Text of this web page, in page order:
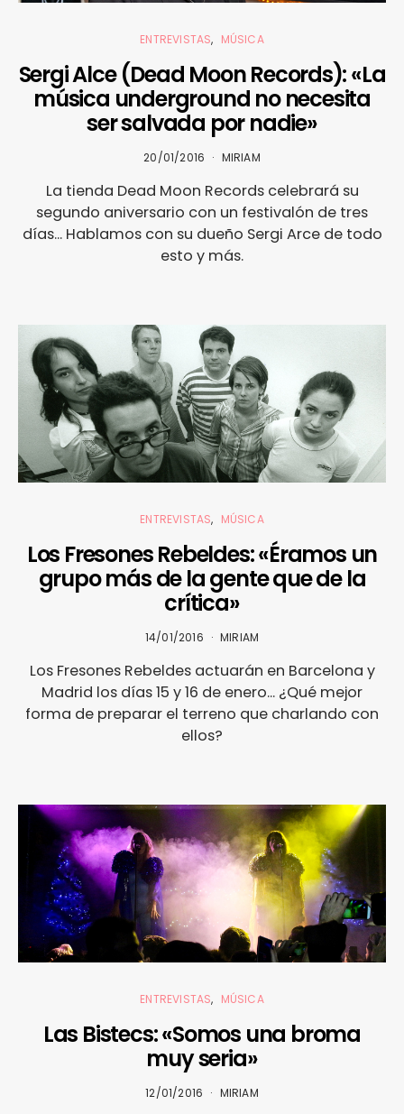
ENTREVISTAS MÚSICA
Sergi Alce (Dead Moon Records): «La
música underground no necesita
ser salvada por nadie»
20/01/2016 MIRIAM
La tienda Dead Moon Records celebrará su
segundo aniversario con un festivalón de tres
días... Hablamos con su dueño Sergi Arce de todo
esto y más.
ENTREVISTAS MÚSICA
Los Fresones Rebeldes: «Éramos un
grupo más de la gente que de la
crítica»
14/01/2016 MIRIAM
Los Fresones Rebeldes actuarán en Barcelona y
Madrid los días 15 y 16 de enero... ¿Qué mejor
forma de preparar el terreno que charlando con
ellos?
ENTREVISTAS MÚSICA
Las Bistecs: «Somos una broma
muy seria»
12/01/2016 MIRIAM